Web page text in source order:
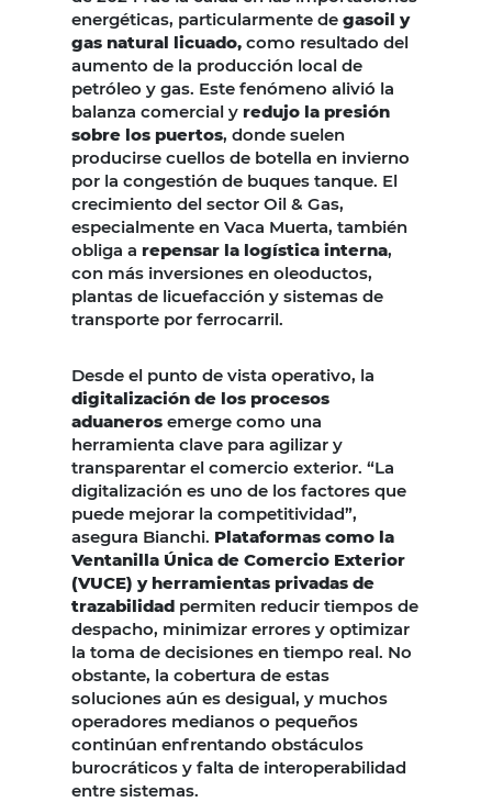
energéticas, particularmente de gasoil y
gas natural licuado, como resultado del
aumento de la producción local de
petróleo y gas. Este fenómeno alivió la
balanza comercial y redujo la presión
sobre los puertos, donde suelen
producirse cuellos de botella en invierno
por la congestión de buques tanque. El
crecimiento del sector Oil & Gas,
especialmente en Vaca Muerta, también
obliga a repensar la logística interna,
con más inversiones en oleoductos,
plantas de licuefacción y sistemas de
transporte por ferrocarril.
Desde el punto de vista operativo, la
digitalización de los procesos
aduaneros emerge como una
herramienta clave para agilizar y
transparentar el comercio exterior. “La
digitalización es uno de los factores que
puede mejorar la competitividad”,
asegura Bianchi. Plataformas como la
Ventanilla Única de Comercio Exterior
(VUCE) y herramientas privadas de
trazabilidad permiten reducir tiempos de
despacho, minimizar errores y optimizar
la toma de decisiones en tiempo real. No
obstante, la cobertura de estas
soluciones aún es desigual, y muchos
operadores medianos o pequeños
continúan enfrentando obstáculos
burocráticos y falta de interoperabilidad
entre sistemas.